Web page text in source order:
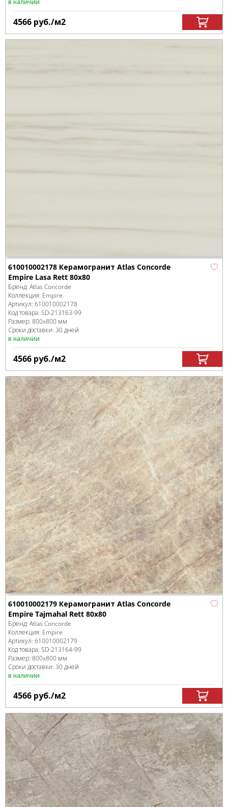
в наличии
4566 руб./м2
610010002178 Керамогранит Atlas Concorde
Empire Lasa Rett 80x80
Бренд: Atlas Concorde
Коллекция: Empire
Артикул: 610010002178
Код товара: SD-213163-99
Размер: 800x800 мм
Сроки доставки: 30 дней
в наличии
4566 руб./м2
610010002179 Керамогранит Atlas Concorde
Empire Tajmahal Rett 80x80
Бренд: Atlas Concorde
Коллекция: Empire
Артикул: 610010002179
Код товара: SD-213164-99
Размер: 800x800 мм
Сроки доставки: 30 дней
в наличии
4566 руб./м2